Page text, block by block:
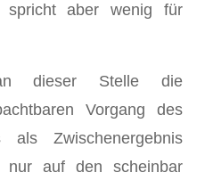
spricht aber wenig für
dieser Stelle die
Vorgang des
Zwischenergebnis
nur auf den scheinbar